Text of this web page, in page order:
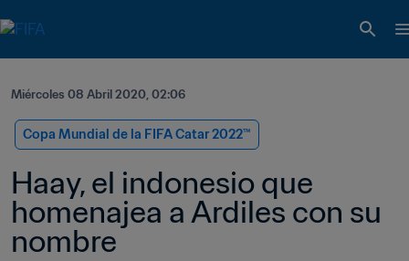
Miércoles 08 Abril 2020, 02:06
Copa Mundial de la FIFA Catar 2022™
Haay, el indonesio que
homenajea a Ardiles con su
nombre